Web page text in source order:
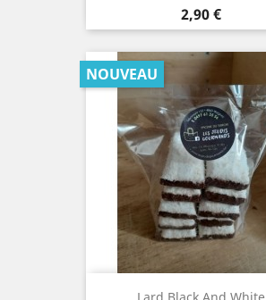
Prix
2,90 €
NOUVEAU